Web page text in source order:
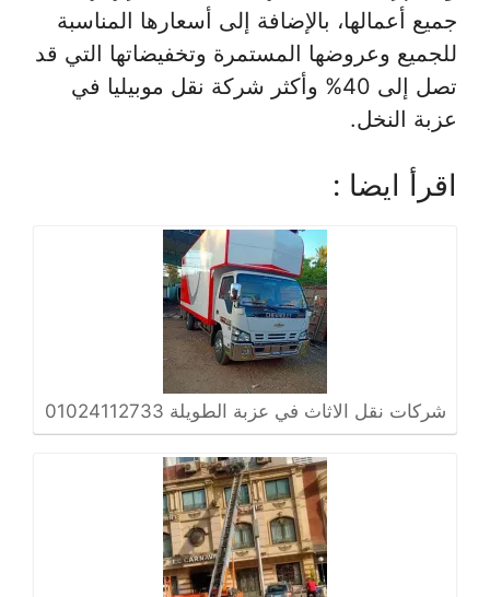
جميع أعمالها، بالإضافة إلى أسعارها المناسبة
للجميع وعروضها المستمرة وتخفيضاتها التي قد
تصل إلى 40% وأكثر شركة نقل موبيليا في
عزبة النخل.
اقرأ ايضا :
شركات نقل الاثاث في عزبة الطويلة 01024112733